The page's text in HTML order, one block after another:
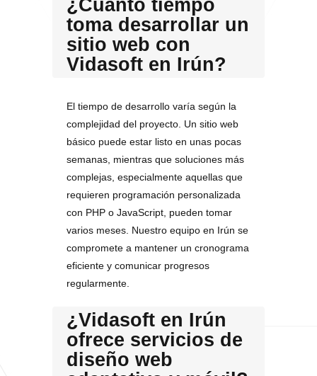
¿Cuánto tiempo
toma desarrollar un
sitio web con
Vidasoft en Irún?
El tiempo de desarrollo varía según la
complejidad del proyecto. Un sitio web
básico puede estar listo en unas pocas
semanas, mientras que soluciones más
complejas, especialmente aquellas que
requieren programación personalizada
con PHP o JavaScript, pueden tomar
varios meses. Nuestro equipo en Irún se
compromete a mantener un cronograma
eficiente y comunicar progresos
regularmente.
¿Vidasoft en Irún
ofrece servicios de
diseño web